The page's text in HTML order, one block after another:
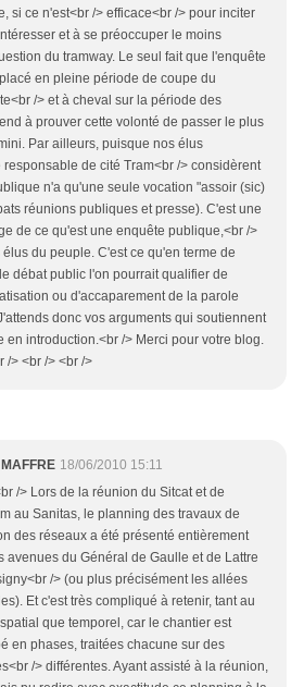
si ce n'est<br /> efficace<br /> pour inciter
et à se préoccuper le moins
du tramway. Le seul fait que l'enquête
en pleine période de coupe du
/> et à cheval sur la période des
à prouver cette volonté de passer le plus
Par ailleurs, puisque nos élus
de cité Tram<br /> considèrent
n'a qu'une seule vocation "assoir (sic)
réunions publiques et presse). C'est une
de ce qu'est une enquête publique,<br />
du peuple. C'est ce qu'en terme de
débat public l'on pourrait qualifier de
ou d'accaparement de la parole
donc vos arguments qui soutiennent
en introduction.<br /> Merci pour votre blog.
/> <br /> <br />
18/06/2010 15:11
/> Lors de la réunion du Sitcat et de
au Sanitas, le planning des travaux de
des réseaux a été présenté entièrement
avenues du Général de Gaulle et de Lattre
/> (ou plus précisément les allées
Et c'est très compliqué à retenir, tant au
que temporel, car le chantier est
en phases, traitées chacune sur des
/> différentes. Ayant assisté à la réunion,